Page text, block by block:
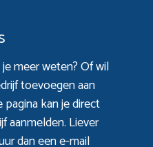
meer weten? Of wil
toevoegen aan
paginakan je direct
aanmelden. Liever
dan een e-mail